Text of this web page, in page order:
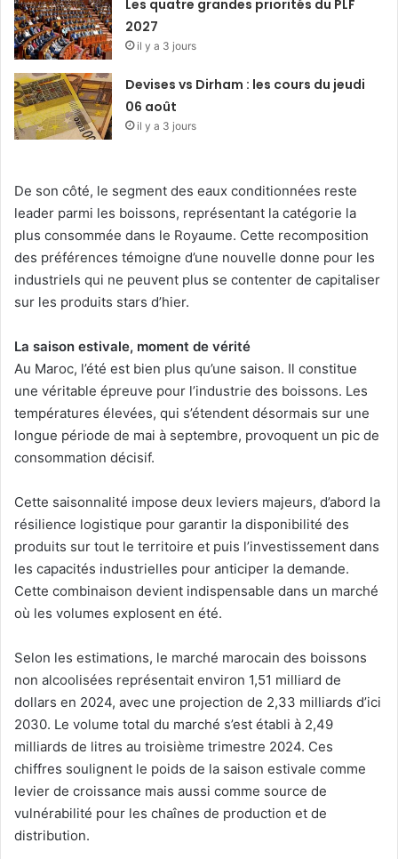
Les quatre grandes priorités du PLF
2027
il y a 3 jours
Devises vs Dirham : les cours du jeudi
06 août
il y a 3 jours
De son côté, le segment des eaux conditionnées reste
leader parmi les boissons, représentant la catégorie la
plus consommée dans le Royaume. Cette recomposition
des préférences témoigne d’une nouvelle donne pour les
industriels qui ne peuvent plus se contenter de capitaliser
sur les produits stars d’hier.
La saison estivale, moment de vérité
Au Maroc, l’été est bien plus qu’une saison. Il constitue
une véritable épreuve pour l’industrie des boissons. Les
températures élevées, qui s’étendent désormais sur une
longue période de mai à septembre, provoquent un pic de
consommation décisif.
Cette saisonnalité impose deux leviers majeurs, d’abord la
résilience logistique pour garantir la disponibilité des
produits sur tout le territoire et puis l’investissement dans
les capacités industrielles pour anticiper la demande.
Cette combinaison devient indispensable dans un marché
où les volumes explosent en été.
Selon les estimations, le marché marocain des boissons
non alcoolisées représentait environ 1,51 milliard de
dollars en 2024, avec une projection de 2,33 milliards d’ici
2030. Le volume total du marché s’est établi à 2,49
milliards de litres au troisième trimestre 2024. Ces
chiffres soulignent le poids de la saison estivale comme
levier de croissance mais aussi comme source de
vulnérabilité pour les chaînes de production et de
distribution.